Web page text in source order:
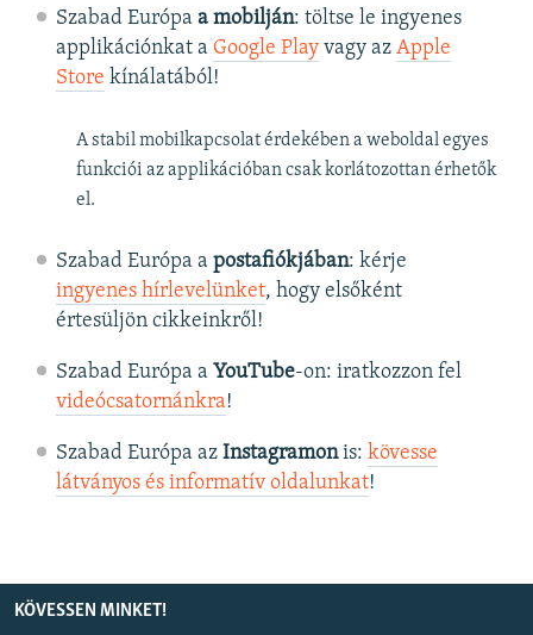
Szabad Európa a mobilján: töltse le ingyenes
applikációnkat a Google Playvagy az Apple
Store kínálatából!
A stabil mobilkapcsolat érdekében a weboldal egyes
funkciói az applikációban csak korlátozottan érhetők
el.
Szabad Európa a postafiókjában: kérje
ingyenes hírlevelünket, hogy elsőként
értesüljön cikkeinkről!
Szabad Európa a YouTube-on: iratkozzon fel
videócsatornánkra!
Szabad Európa az Instagramonis: kövesse
látványos és informatív oldalunkat! ​
KÖVESSEN MINKET!